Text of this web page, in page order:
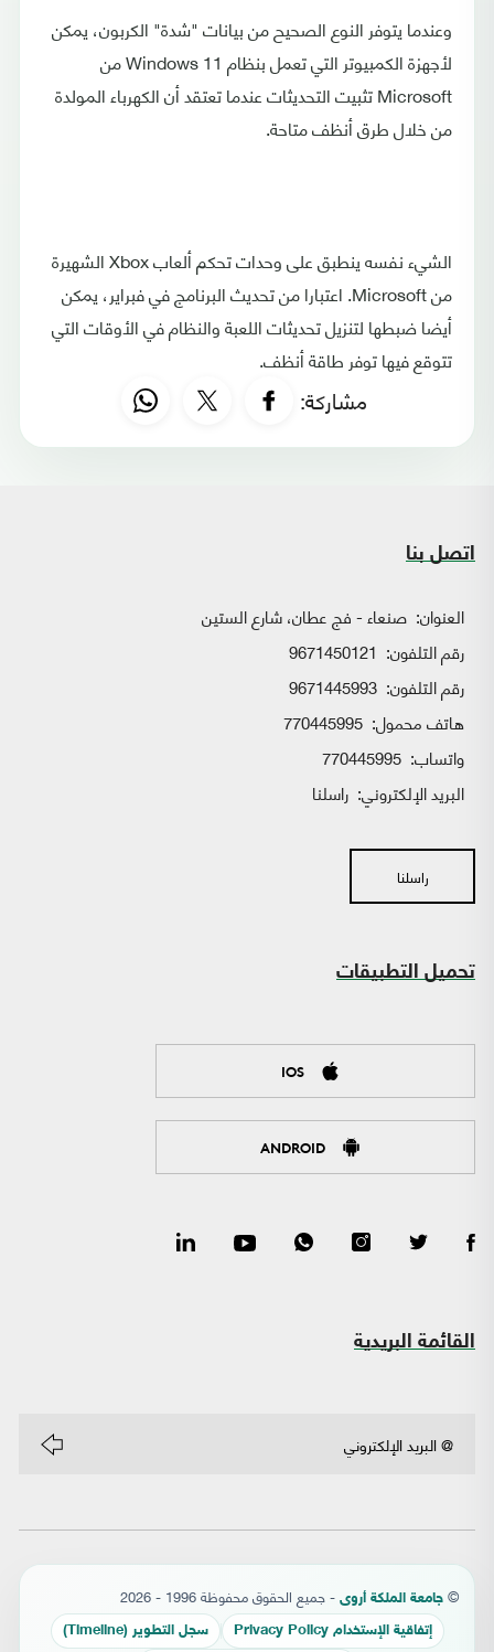
وعندما يتوفر النوع الصحيح من بيانات "شدة" الكربون، يمكن
لأجهزة الكمبيوتر التي تعمل بنظام Windows 11 من
Microsoft تثبيت التحديثات عندما تعتقد أن الكهرباء المولدة
من خلال طرق أنظف متاحة.
الشيء نفسه ينطبق على وحدات تحكم ألعاب Xbox الشهيرة
من Microsoft. اعتبارا من تحديث البرنامج في فبراير، يمكن
أيضا ضبطها لتنزيل تحديثات اللعبة والنظام في الأوقات التي
تتوقع فيها توفر طاقة أنظف.
مشاركة:
اتصل بنا
العنوان: صنعاء - فج عطان، شارع الستين
رقم التلفون: 9671450121
رقم التلفون: 9671445993
هاتف محمول: 770445995
واتساب:
البريد الإلكتروني: راسلنا
راسلنا
تحميل التطبيقات
IOS
ANDROID
القائمة البريدية
© جامعة الملكة أروى - جميع الحقوق محفوظة 1996 - 2026
إتفاقية الإستخدام Privacy Policy سجل التطوير (Timeline)